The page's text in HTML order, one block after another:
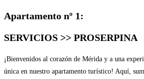
Apartamento nº 1:
SERVICIOS >> PROSERPINA
¡Bienvenidos al corazón de Mérida y a una
única en nuestro apartamento turístico! Aquí,